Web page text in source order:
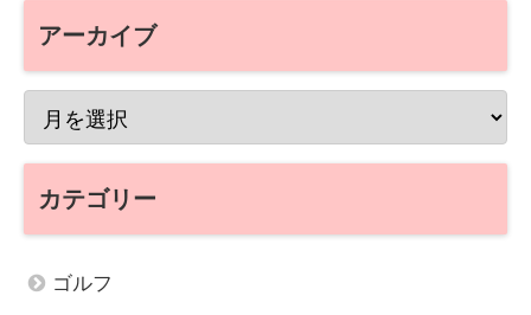
アーカイブ
カテゴリー
ゴルフ